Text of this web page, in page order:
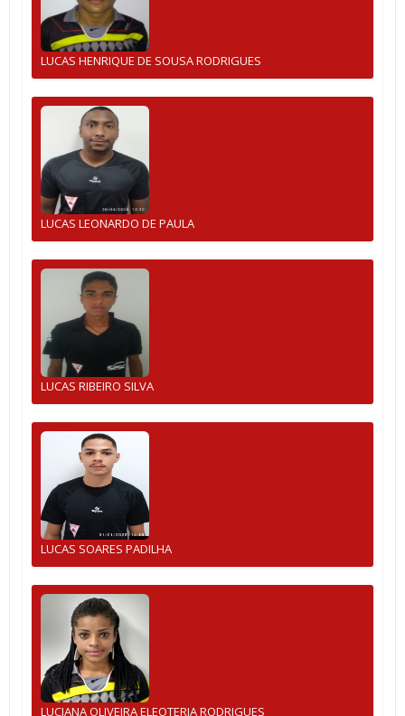
LUCAS HENRIQUE DE SOUSA RODRIGUES
LUCAS LEONARDO DE PAULA
LUCAS RIBEIRO SILVA
LUCAS SOARES PADILHA
LUCIANA OLIVEIRA ELEOTERIA RODRIGUES